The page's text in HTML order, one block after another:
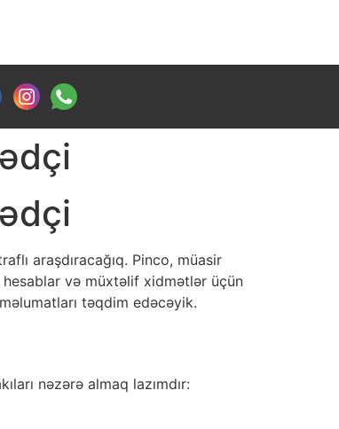
araşdıracağıq. Pinco, müasir
və müxtəlif xidmətlər üçün
təqdim edəcəyik.
nəzərə almaq lazımdır: